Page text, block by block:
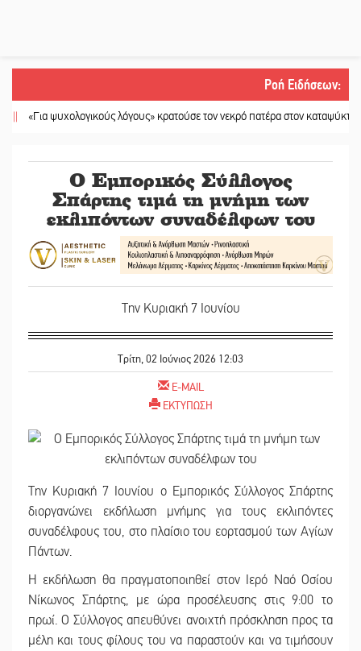
Ροή Ειδήσεων:
ψυχολογικούς λόγους» κρατούσε τον νεκρό πατέρα στον καταψύκτη ||
Ο Εμπορικός Σύλλογος
Σπάρτης τιμά τη μνήμη των
εκλιπόντων συναδέλφων του
Την Κυριακή 7 Ιουνίου
Τρίτη, 02 Ιούνιος 2026 12:03
E-MAIL
ΕΚΤΥΠΩΣΗ
Την Κυριακή 7 Ιουνίου ο Εμπορικός Σύλλογος Σπάρτης
διοργανώνει εκδήλωση μνήμης για τους εκλιπόντες
συναδέλφους του, στο πλαίσιο του εορτασμού των Αγίων
Πάντων.
Η εκδήλωση θα πραγματοποιηθεί στον Ιερό Ναό Οσίου
Νίκωνος Σπάρτης, με ώρα προσέλευσης στις 9:00 το
πρωί. Ο Σύλλογος απευθύνει ανοιχτή πρόσκληση προς τα
μέλη και τους φίλους του να παραστούν και να τιμήσουν